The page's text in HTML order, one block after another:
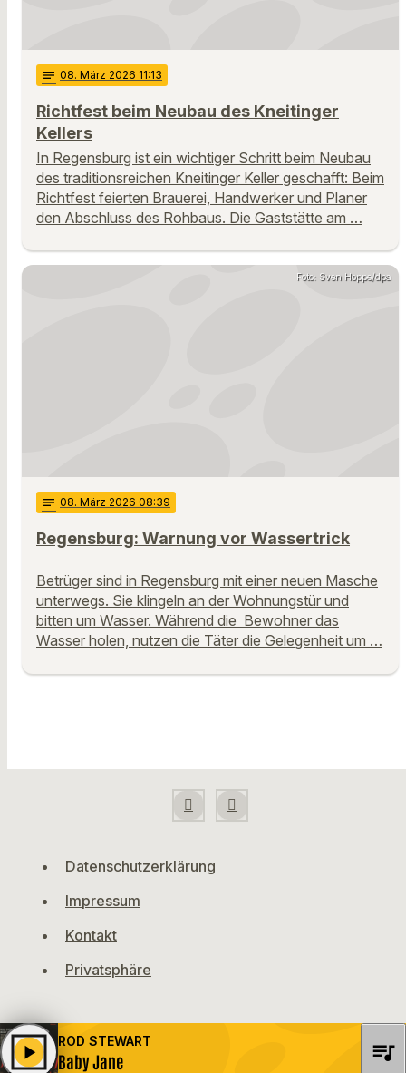
notes 08. März 2026 11:13
Richtfest beim Neubau des Kneitinger
Kellers
In Regensburg ist ein wichtiger Schritt beim Neubau
des traditionsreichen Kneitinger Keller geschafft: Beim
Richtfest feierten Brauerei, Handwerker und Planer
den Abschluss des Rohbaus. Die Gaststätte am …
Foto: Sven Hoppe/dpa
notes 08. März 2026 08:39
Regensburg: Warnung vor Wassertrick
Betrüger sind in Regensburg mit einer neuen Masche
unterwegs. Sie klingeln an der Wohnungstür und
bitten um Wasser. Während die Bewohner das
Wasser holen, nutzen die Täter die Gelegenheit um …
Datenschutzerklärung
Impressum
Kontakt
Privatsphäre
ROD STEWART
Baby Jane
play_arrow queue_music